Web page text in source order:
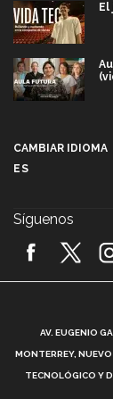
CAMBIAR IDIOMA
ES
Síguenos
AV. EUGENIO
MONTERREY,
TECNOLÓGICO Y